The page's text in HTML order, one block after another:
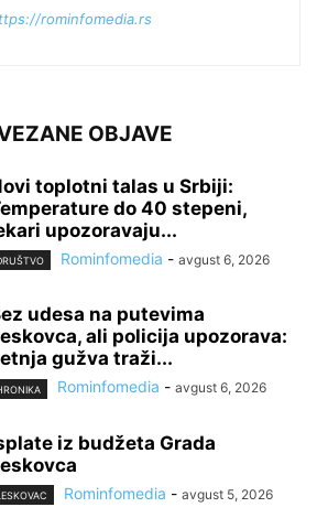
rominfomedia.rs
OBJAVE
toplotni talas u Srbiji:
do 40 stepeni,
upozoravaju...
Rominfomedia - avgust 6, 2026
udesa na putevima
ali policija upozorava:
gužva traži...
Rominfomedia - avgust 6, 2026
iz budžeta Grada
Rominfomedia - avgust 5, 2026